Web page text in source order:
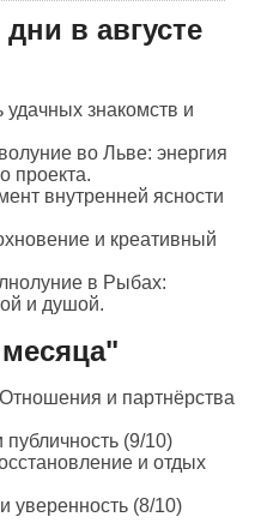
в августе
знакомств и
во Льве: энергия
проекта.
внутренней ясности
и креативный
в Рыбах:
и душой.
Отношения и партнёрства
публичность (9/10)
и отдых
уверенность (8/10)